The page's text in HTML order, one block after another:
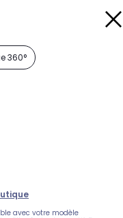
360°
avec votre modèle